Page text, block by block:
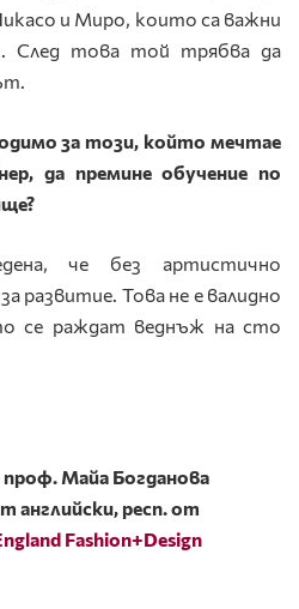
и Миро, които са важни
След това той трябва да
за този, който мечтае
да премине обучение по
че без артистично
развитие. Това не е валидно
се раждат веднъж на сто
Майа Богданова
английски, респ. от
Fashion+Design